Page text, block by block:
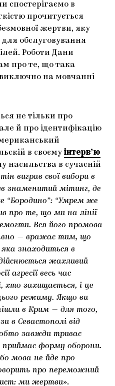
спостерігаємо в
прочитується
жертви, яку
обслуговування
Роботи Дани
про те, що така
виключно на мовчанні
не тільки про
й про ідентифікацію
в своєму інтерв’ю
насильства в сучасній
виграв свої вибори в
знаменитий мітинг, де
“Бородино”: “Умрем же
про те, що ми на лінії
Вся його промова
— вражає тим, що
знаходиться в
жахливий
агресії весь час
хто захищається, і це
режиму. Якщо ви
в Крим — для того,
в Севастополі від
завжди триває
приймає форму оборони.
мова не йде про
про переможний
ми жертви».